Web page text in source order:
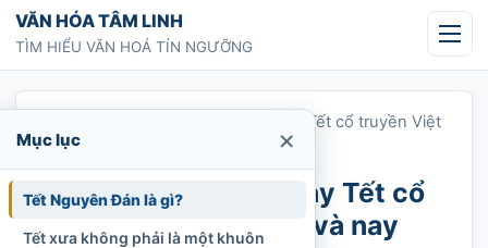
Chuyển tới nội dung
VĂN HÓA TÂM LINH
TÌM HIỂU VĂN HOÁ TÍN NGƯỠNG
Tết Nguyên Đán – ngày Tết cổ truyền Việt
Nam xưa và nay
Tết Nguyên Đán – ngày Tết cổ
truyền Việt Nam xưa và nay
Mục lục ×
Tết Nguyên Đán là gì?
Tết xưa không phải là một khuôn